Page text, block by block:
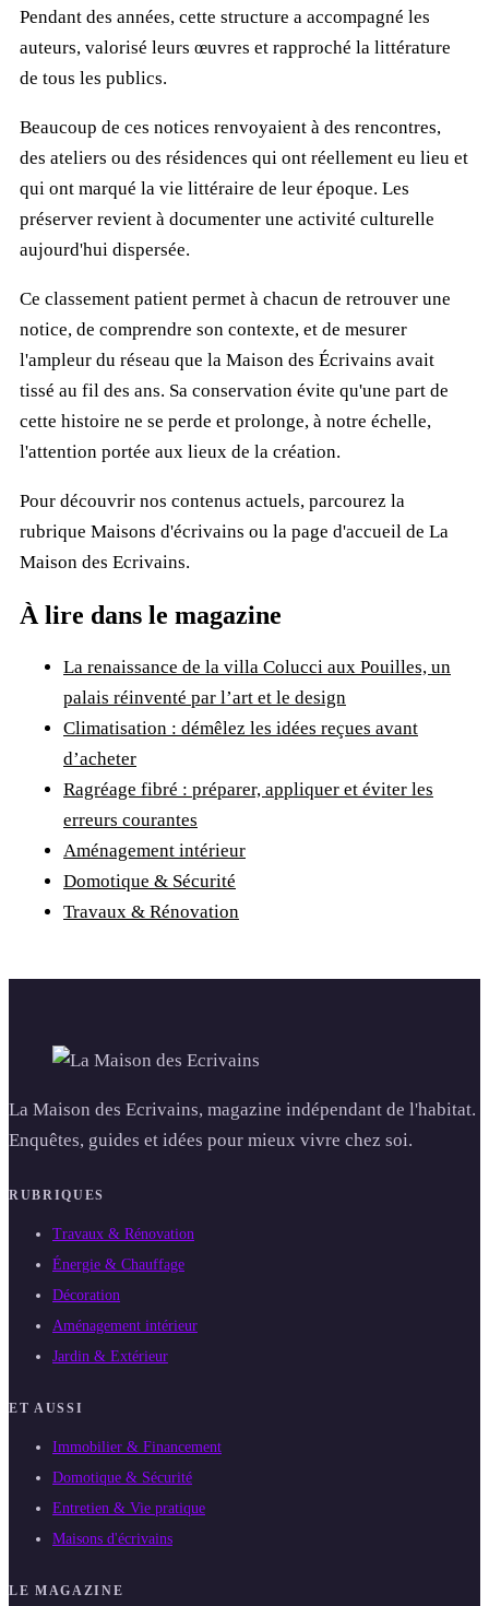
Pendant des années, cette structure a accompagné les
auteurs, valorisé leurs œuvres et rapproché la littérature
de tous les publics.
Beaucoup de ces notices renvoyaient à des rencontres,
des ateliers ou des résidences qui ont réellement eu lieu et
qui ont marqué la vie littéraire de leur époque. Les
préserver revient à documenter une activité culturelle
aujourd'hui dispersée.
Ce classement patient permet à chacun de retrouver une
notice, de comprendre son contexte, et de mesurer
l'ampleur du réseau que la Maison des Écrivains avait
tissé au fil des ans. Sa conservation évite qu'une part de
cette histoire ne se perde et prolonge, à notre échelle,
l'attention portée aux lieux de la création.
Pour découvrir nos contenus actuels, parcourez la
rubrique Maisons d'écrivains ou la page d'accueil de La
Maison des Ecrivains.
À lire dans le magazine
La renaissance de la villa Colucci aux Pouilles, un
palais réinventé par l’art et le design
Climatisation : démêlez les idées reçues avant
d’acheter
Ragréage fibré : préparer, appliquer et éviter les
erreurs courantes
Aménagement intérieur
Domotique & Sécurité
Travaux & Rénovation
La Maison des Ecrivains, magazine indépendant de l'habitat.
Enquêtes, guides et idées pour mieux vivre chez soi.
RUBRIQUES
Travaux & Rénovation
Énergie & Chauffage
Décoration
Aménagement intérieur
Jardin & Extérieur
ET AUSSI
Immobilier & Financement
Domotique & Sécurité
Entretien & Vie pratique
Maisons d'écrivains
LE MAGAZINE